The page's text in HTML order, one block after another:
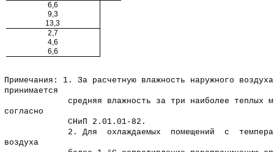
6,6
9,3
13,3
2,7
4,6
6,6
Примечания: 1. За расчетную влажность наружного воздуха
принимается
средняя влажность за три наиболее теплых
согласно
СНиП 2.01.01-82.
2. Для охлаждаемых помещений с
воздуха